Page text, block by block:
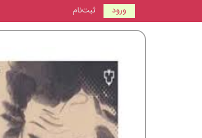
ورود ثبت‌نام